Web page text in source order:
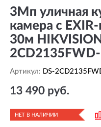
3Мп уличная
камера с
30м
Артикул: DS-
13 490 руб.
НЕТ В НАЛИЧИИ